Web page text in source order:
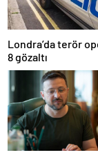
Londra’da terör
8 gözaltı